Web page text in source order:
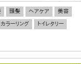
頭髪 ヘアケア
美容
カラーリング トイレタリー